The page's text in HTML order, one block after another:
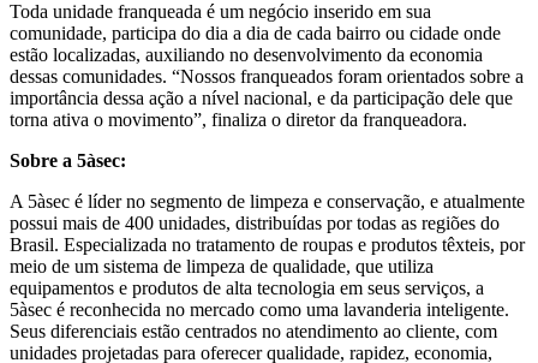
Toda unidade franqueada é um negócio inserido em sua
comunidade, participa do dia a dia de cada bairro ou cidade onde
estão localizadas, auxiliando no desenvolvimento da economia
dessas comunidades. “Nossos franqueados foram orientados sobre a
importância dessa ação a nível nacional, e da participação dele que
torna ativa o movimento”, finaliza o diretor da franqueadora.
Sobre a 5àsec:
A 5àsec é líder no segmento de limpeza e conservação, e atualmente
possui mais de 400 unidades, distribuídas por todas as regiões do
Brasil. Especializada no tratamento de roupas e produtos têxteis, por
meio de um sistema de limpeza de qualidade, que utiliza
equipamentos e produtos de alta tecnologia em seus serviços, a
5àsec é reconhecida no mercado como uma lavanderia inteligente.
Seus diferenciais estão centrados no atendimento ao cliente, com
unidades projetadas para oferecer qualidade, rapidez, economia,